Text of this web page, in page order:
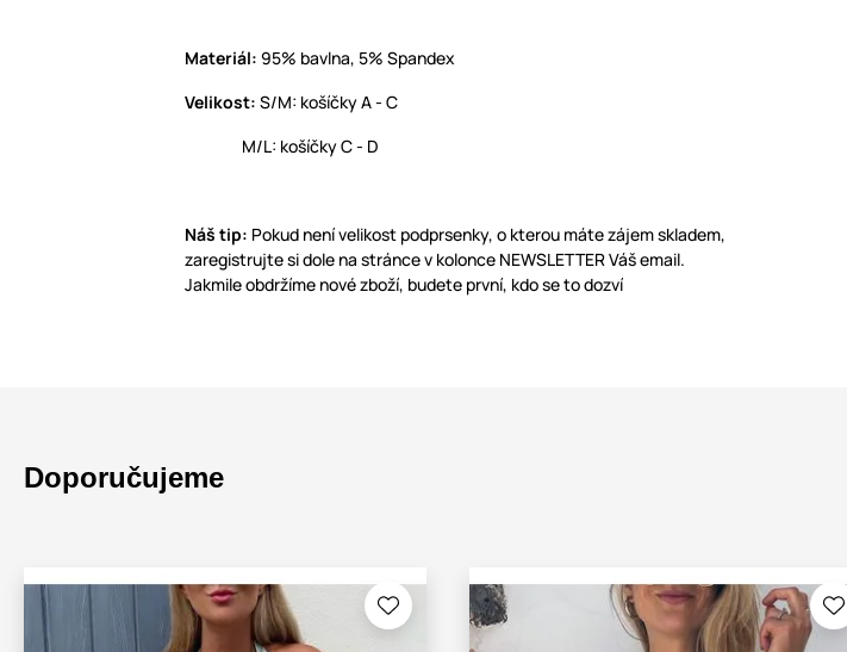
Materiál: 95% bavlna, 5% Spandex
Velikost: S/M: košíčky A - C
M/L: košíčky C - D
Náš tip: Pokud není velikost podprsenky, o kterou máte zájem skladem,
zaregistrujte si dole na stránce v kolonce NEWSLETTER Váš email.
Jakmile obdržíme nové zboží, budete první, kdo se to dozví
Doporučujeme